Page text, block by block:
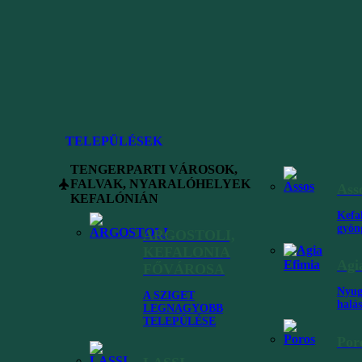
TELEPÜLÉSEK
TENGERPARTI VÁROSOK,
FALVAK, NYARALÓHELYEK
KEFALÓNIÁN
ARGOSTOLI,
A SZIGET
LEGNAGYOBB
TELEPÜLÉSE
menetrend szerinti charter járattal
mint elsőrangú nyaralóhelyszínt, és indított heti
szélesebb közönsége is, a természeti szépségekre vágyó utazók és a
egyénileg és szervezetten, mind autós utazás keretében
jelenti – egészen kora őszig indulnak a szigetre, és 2026-ban a